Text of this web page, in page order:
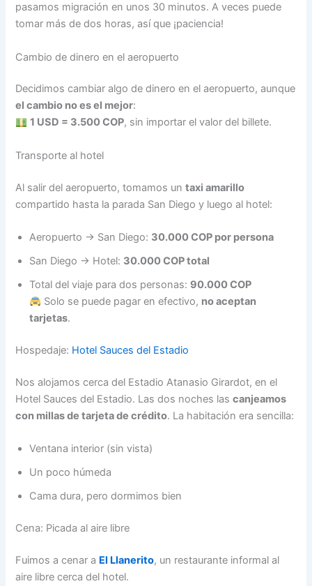
pasamos migración en unos 30 minutos. A veces puede
tomar más de dos horas, así que ¡paciencia!
Cambio de dinero en el aeropuerto
Decidimos cambiar algo de dinero en el aeropuerto, aunque
el cambio no es el mejor:
1 USD = 3.500 COP, sin importar el valor del billete.
Transporte al hotel
Al salir del aeropuerto, tomamos untaxi amarillo
compartido hasta la parada San Diego y luego al hotel:
Aeropuerto → San Diego: 30.000 COP por persona
San Diego → Hotel: 30.000 COP total
Total del viaje para dos personas: 90.000 COP
Solo se puede pagar en efectivo, no aceptan
tarjetas.
Hospedaje: Hotel Sauces del Estadio
Nos alojamos cerca del Estadio Atanasio Girardot, en el
Hotel Sauces del Estadio. Las dos noches lascanjeamos
con millas de tarjeta de crédito. La habitación era sencilla:
Ventana interior (sin vista)
Un poco húmeda
Cama dura, pero dormimos bien
Cena: Picada al aire libre
Fuimos a cenar a El Llanerito, un restaurante informal al
aire libre cerca del hotel.